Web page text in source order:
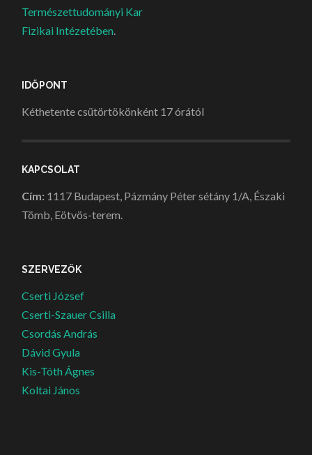
Természettudományi Kar
Fizikai Intézetében.
IDŐPONT
Kéthetente csütörtökönként 17 órától
KAPCSOLAT
Cím: 1117 Budapest, Pázmány Péter sétány 1/A, Északi
Tömb, Eötvös-terem.
SZERVEZŐK
Cserti József
Cserti-Szauer Csilla
Csordás András
Dávid Gyula
Kis-Tóth Ágnes
Koltai János